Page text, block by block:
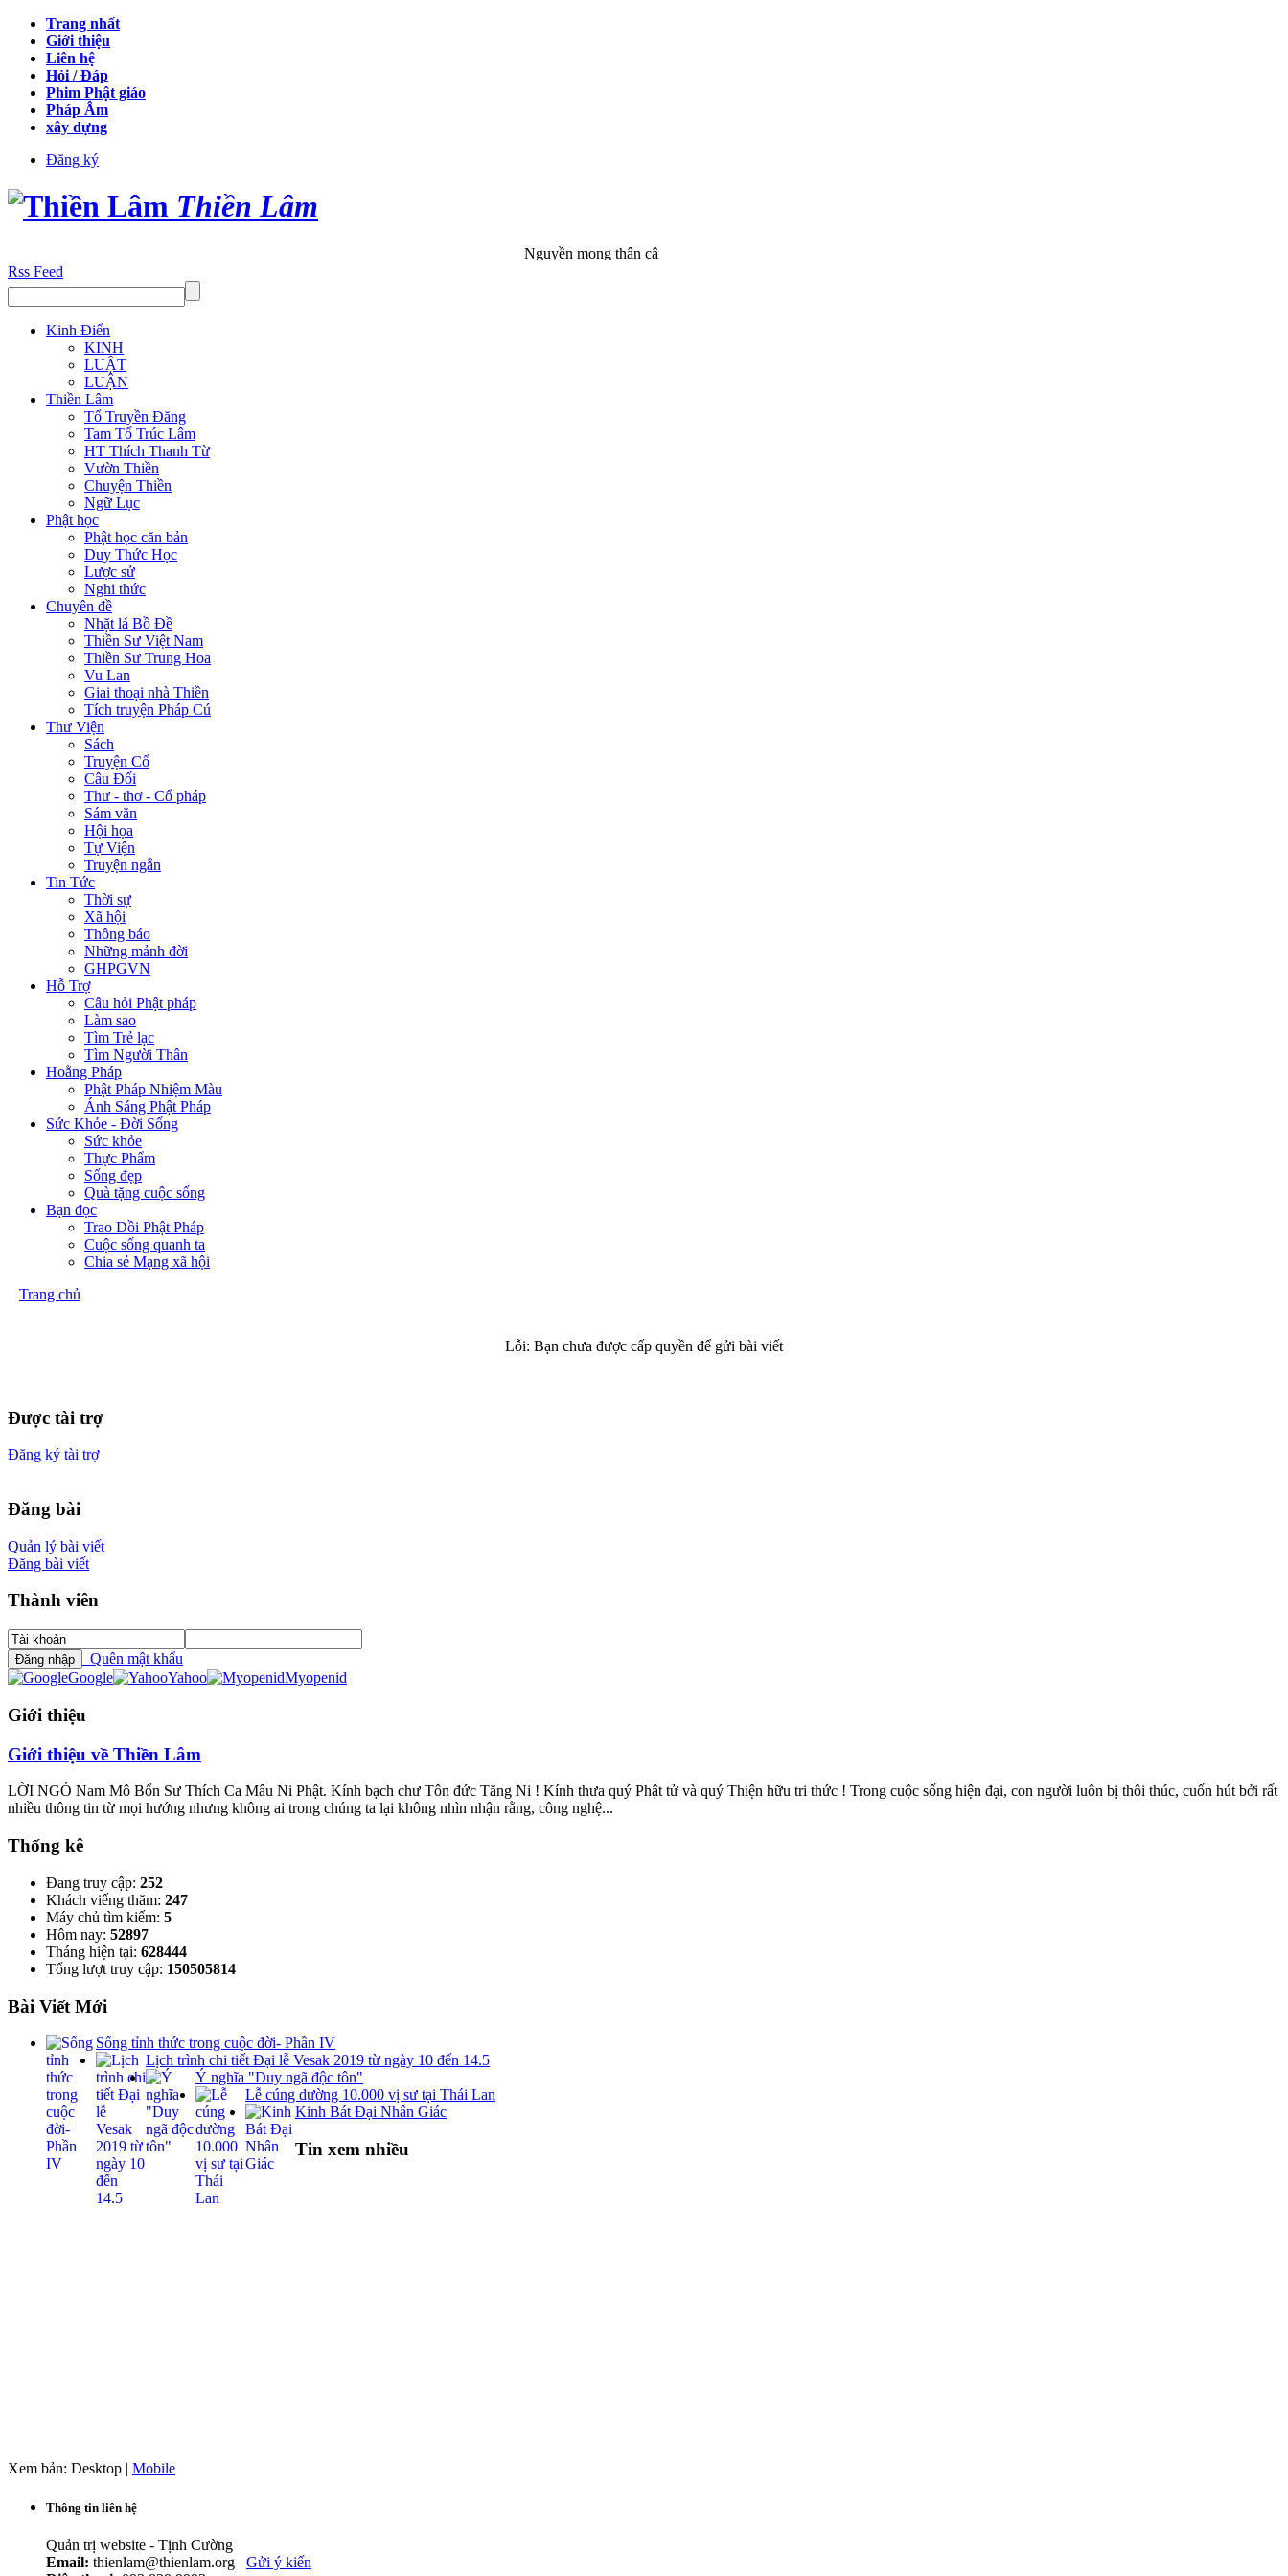
Trang nhất
Giới thiệu
Liên hệ
Hỏi / Đáp
Phim Phật giáo
Pháp Âm
xây dựng
Đăng ký
Thiền Lâm
Nguyền mong thân cận minh sư, quả Bồ Đề một đêm mà chín. Phúc gặp tình cờ tri thức, hoa Ưu Đàm mấy kiếp đâm bông.
Rss Feed
Kinh Điển
KINH
LUẬT
LUẬN
Thiền Lâm
Tổ Truyền Đăng
Tam Tổ Trúc Lâm
HT Thích Thanh Từ
Vườn Thiền
Chuyện Thiền
Ngữ Lục
Phật học
Phật học căn bản
Duy Thức Học
Lược sử
Nghi thức
Chuyên đề
Nhặt lá Bồ Đề
Thiền Sư Việt Nam
Thiền Sư Trung Hoa
Vu Lan
Giai thoại nhà Thiền
Tích truyện Pháp Cú
Thư Viện
Sách
Truyện Cổ
Câu Đối
Thư - thơ - Cổ pháp
Sám văn
Hội họa
Tự Viện
Truyện ngắn
Tin Tức
Thời sự
Xã hội
Thông báo
Những mảnh đời
GHPGVN
Hỗ Trợ
Câu hỏi Phật pháp
Làm sao
Tìm Trẻ lạc
Tìm Người Thân
Hoằng Pháp
Phật Pháp Nhiệm Màu
Ánh Sáng Phật Pháp
Sức Khỏe - Đời Sống
Sức khỏe
Thực Phẩm
Sống đẹp
Quà tặng cuộc sống
Bạn đọc
Trao Dồi Phật Pháp
Cuộc sống quanh ta
Chia sẻ Mạng xã hội
Trang chủ
Lỗi: Bạn chưa được cấp quyền để gửi bài viết
Được tài trợ
Đăng ký tài trợ
Đăng bài
Quản lý bài viết
Đăng bài viết
Thành viên
Quên mật khẩu
Google
Yahoo Myopenid
Giới thiệu
Giới thiệu về Thiền Lâm
LỜI NGỎ Nam Mô Bổn Sư Thích Ca Mâu Ni Phật. Kính bạch chư Tôn đức Tăng Ni ! Kính thưa quý Phật tử và quý Thiện hữu tri thức ! Trong cuộc sống hiện đại, con người luôn bị thôi thúc, cuốn hút bởi rất
nhiều thông tin từ mọi hướng nhưng không ai trong chúng ta lại không nhìn nhận rằng, công nghệ...
Thống kê
Đang truy cập: 252
Khách viếng thăm: 247
Máy chủ tìm kiếm: 5
Hôm nay: 52897
Tháng hiện tại: 628444
Tổng lượt truy cập: 150505814
Bài Viết Mới
Sống tỉnh thức trong cuộc đời- Phần IV
Lịch trình chi tiết Đại lễ Vesak 2019 từ ngày 10 đến 14.5
Ý nghĩa "Duy ngã độc tôn"
Lễ cúng dường 10.000 vị sư tại Thái Lan
Kinh Bát Đại Nhân Giác
Tin xem nhiều
Xem bản: Desktop | Mobile
Thông tin liên hệ
Quản trị website - Tịnh Cường
Email: thienlam@thienlam.org Gửi ý kiến